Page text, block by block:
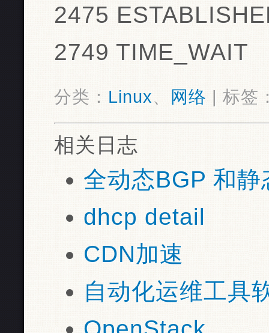
2475
2749 TIME_WAIT
分类： Linux、 网络 | 标签
相关日志
全动态BGP 和
dhcp detail
CDN加速
自动化运维工具